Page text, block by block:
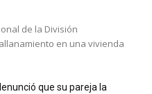
de la División
en una vivienda
que su pareja la